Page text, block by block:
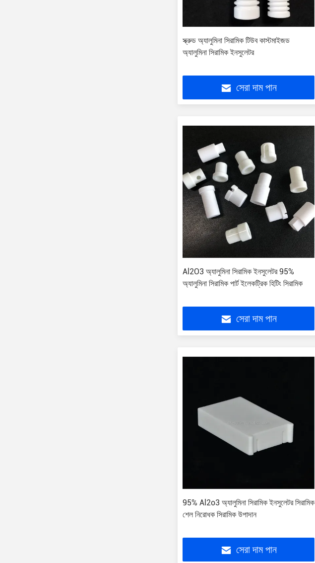
স্ক্রুড অ্যালুমিনা সিরামিক টিউব কাস্টমাইজড
অ্যালুমিনা সিরামিক ইনসুলেটর
সেরা দাম পান
Al2O3 অ্যালুমিনা সিরামিক ইনসুলেটর 95%
অ্যালুমিনা সিরামিক পার্ট ইলেকট্রিক হিটিং সিরামিক
সেরা দাম পান
95% Al2o3 অ্যালুমিনা সিরামিক ইনসুলেটর সিরামিক
শেল নিরোধক সিরামিক উপাদান
সেরা দাম পান